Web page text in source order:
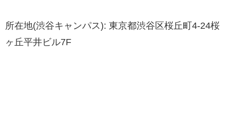
所在地(渋谷キャンパス): 東京都渋谷区桜丘町4-24桜
ヶ丘平井ビル7F